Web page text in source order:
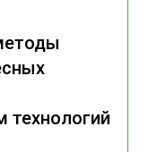
технологий